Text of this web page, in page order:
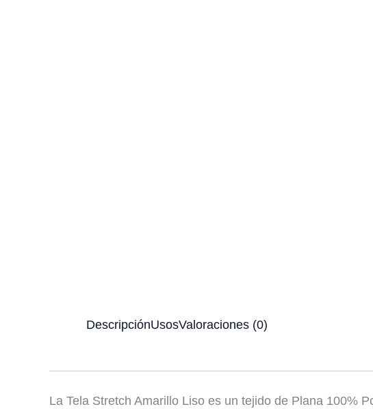
DescripciónUsosValoraciones (0)
La Tela Stretch Amarillo Liso es un tejido de Plana 100%